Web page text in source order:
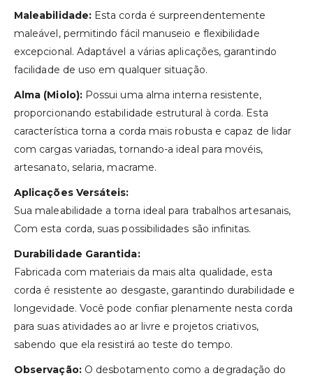
Maleabilidade:Esta corda é surpreendentemente
maleável, permitindo fácil manuseio e flexibilidade
excepcional. Adaptável a várias aplicações, garantindo
facilidade de uso em qualquer situação.
Alma (Miolo):Possui uma alma interna resistente,
proporcionando estabilidade estrutural à corda. Esta
característica torna a corda mais robusta e capaz de lidar
com cargas variadas, tornando-a ideal para movéis,
artesanato, selaria, macrame.
Aplicações Versáteis:
Sua maleabilidade a torna ideal para trabalhos artesanais,
Com esta corda, suas possibilidades são infinitas.
Durabilidade Garantida:
Fabricada com materiais da mais alta qualidade, esta
corda é resistente ao desgaste, garantindo durabilidade e
longevidade. Você pode confiar plenamente nesta corda
para suas atividades ao ar livre e projetos criativos,
sabendo que ela resistirá ao teste do tempo.
Observação:O desbotamento como a degradação do